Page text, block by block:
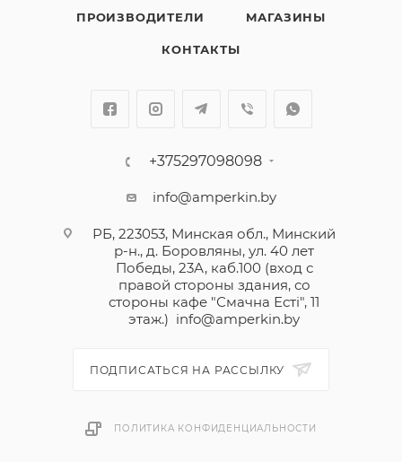
нейтрального проводника с правой стороны.
Характеристика АС - срабатывание обеспечивается
Дифференциальный автоматический выключатель
разъединения и защиты электрических сетей от
сверхтоков и нарушений изоляции.
Защищает людей от поражения электрическим
током при прямом и косвенном прикосновении.
устройствами и дополнительными
ПРОИЗВОДИТЕЛИ МАГАЗИНЫ
КОНТАКТЫ
+375297098098
info@amperkin.by
РБ, 223053, Минская обл., Минский
р-н., д. Боровляны, ул. 40 лет
Победы, 23А, каб.100 (вход с
правой стороны здания, со
стороны кафе "Смачна Естi", 11
этаж.) info@amperkin.by
ПОДПИСАТЬСЯ НА РАССЫЛКУ
ПОЛИТИКА КОНФИДЕНЦИАЛЬНОСТИ